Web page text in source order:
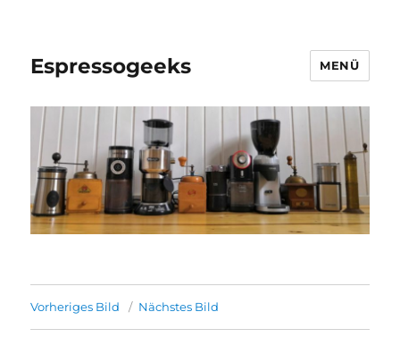
Espressogeeks MENÜ
Vorheriges Bild Nächstes Bild